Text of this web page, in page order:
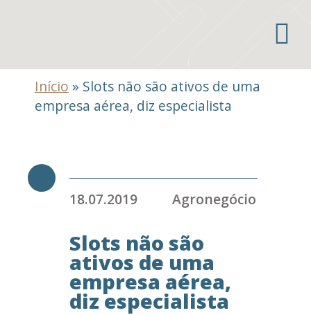
Início » Slots não são ativos de uma
empresa aérea, diz especialista
18.07.2019 Agronegócio
Slots não são
ativos de uma
empresa aérea,
diz especialista